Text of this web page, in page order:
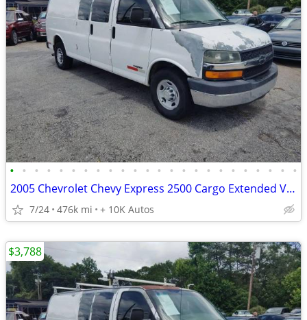
• • • • • • • • • • • • • • • • • • • • • • • •
2005 Chevrolet Chevy Express 2500 Cargo Extended Van 3D
7/24 476k mi + 10K Autos
$3,788